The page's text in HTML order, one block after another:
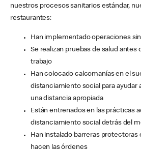
nuestros procesos sanitarios estándar,
restaurantes:
Han implementado operaciones
Se realizan pruebas de salud antes
trabajo
Han colocado calcomanías en el
distanciamiento social para ayudar
una distancia apropiada
Están entrenados en las prácticas
distanciamiento social detrás del
Han instalado barreras protectoras
hacen las órdenes